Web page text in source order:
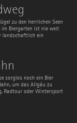
zu den herrlichen Seen
im Biergarten ist nie weit
landschaftlich ein
sorglos noch ein Bier
um das Allgäu zu
Radtour oder Wintersport